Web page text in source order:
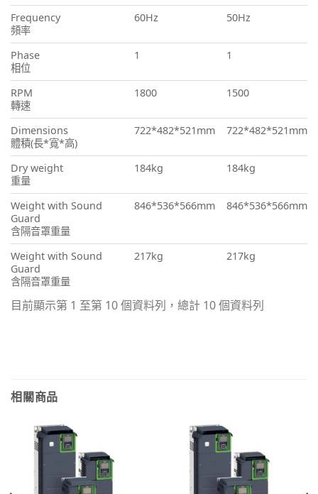
Frequency
頻率
60Hz 50Hz
Phase
相位
1 1
RPM
轉速
1800 1500
Dimensions
體積(長*寬*高)
722*482*521mm 722*482*521mm
Dry weight
重量
184kg 184kg
Weight with Sound
Guard
含隔音罩重量
846*536*566mm 846*536*566mm
Weight with Sound
Guard
含隔音罩重量
217kg 217kg
目前顯示第 1 至第 10 個資料列，總計 10 個資料列
相關商品